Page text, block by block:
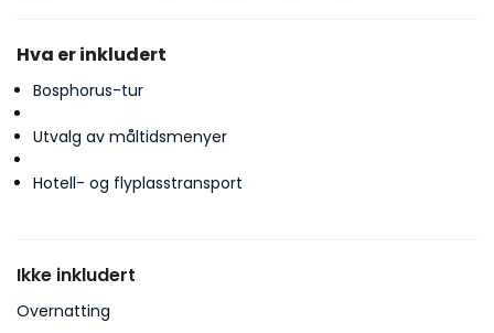
Hva er inkludert
Bosphorus-tur
Utvalg av måltidsmenyer
Hotell- og flyplasstransport
Ikke inkludert
Overnatting